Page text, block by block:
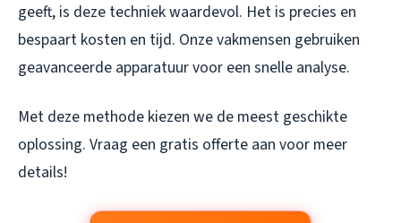
geeft, is deze techniek waardevol. Het is precies en
bespaart kosten en tijd. Onze vakmensen gebruiken
geavanceerde apparatuur voor een snelle analyse.
Met deze methode kiezen we de meest geschikte
oplossing. Vraag een gratis offerte aan voor meer
details!